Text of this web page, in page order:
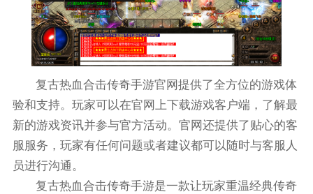
复古热血合击传奇手游官网提供了全方位的游戏体
验和支持。玩家可以在官网上下载游戏客户端，了解最
新的游戏资讯并参与官方活动。官网还提供了贴心的客
服服务，玩家有任何问题或者建议都可以随时与客服人
员进行沟通。
复古热血合击传奇手游是一款让玩家重温经典传奇